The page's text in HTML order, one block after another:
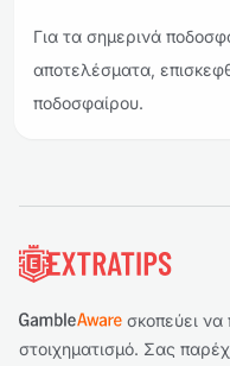
Για τα σημερινά
αποτελέσματα,
ποδοσφαίρου.
σκοπεύει να
στοιχηματισμό. Σας